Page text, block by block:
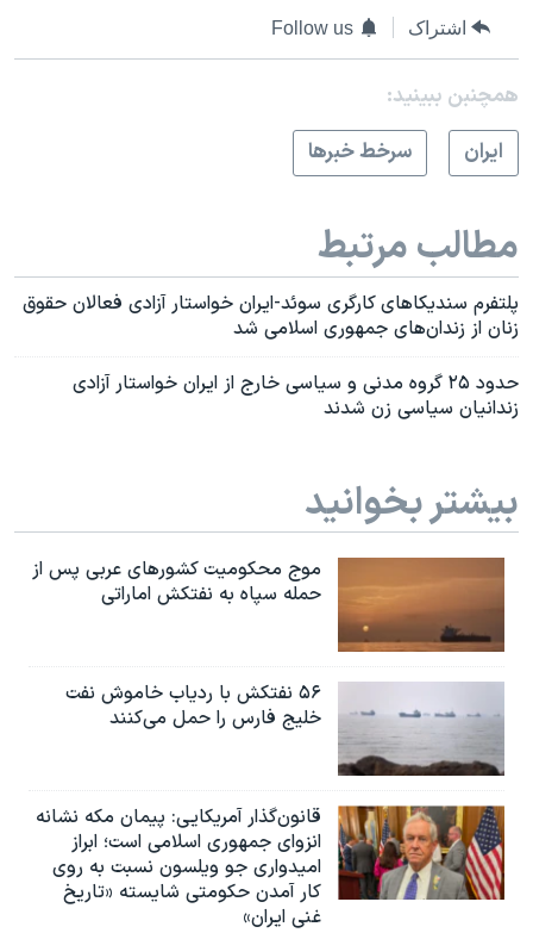
اشتراک Follow us
همچنبن ببینید:
ايران
سرخط خبرها
مطالب مرتبط
پلتفرم سندیکاهای کارگری سوئد-ایران خواستار آزادی فعالان حقوق
زنان از زندان‌های جمهوری اسلامی شد
حدود ۲۵ گروه مدنی و سیاسی خارج از ایران خواستار آزادی
زندانیان سیاسی زن شدند
بیشتر بخوانید
موج محکومیت کشورهای عربی پس از
حمله سپاه به نفتکش اماراتی
۵۶ نفتکش با ردیاب خاموش نفت
خلیج فارس را حمل می‌کنند
قانون‌گذار آمریکایی: پیمان مکه نشانه
انزوای جمهوری اسلامی است؛ ابراز
امیدواری جو ویلسون نسبت به روی
کار آمدن حکومتی شایسته «تاریخ
غنی ایران»